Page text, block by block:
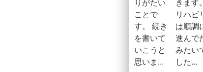
りがたい
ことで
す。 続き
を書いて
いこうと
思いま...
きます。
リハビ
は順調
進んで
みたい
した...